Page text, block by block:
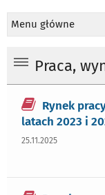
Menu główne
Praca,
Rynek
latach 2023 i
25.11.2025